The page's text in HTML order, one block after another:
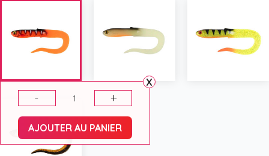
X
- +
AJOUTER AU PANIER